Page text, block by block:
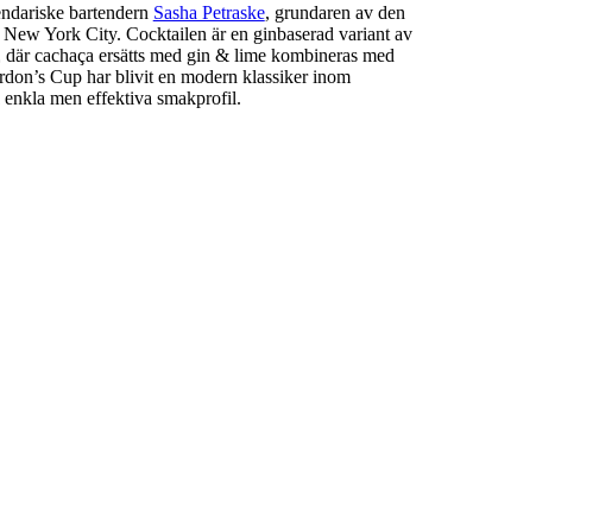
bartendern Sasha Petraske, grundaren av den
York City. Cocktailen är en ginbaserad variant av
där cachaça ersätts med gin & lime kombineras med
Cup har blivit en modern klassiker inom
men effektiva smakprofil.